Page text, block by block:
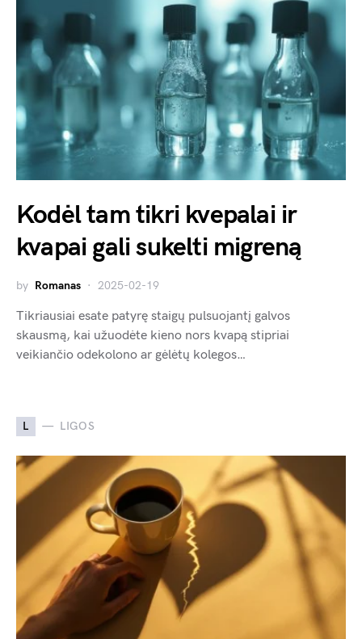
Kodėl tam tikri kvepalai ir
kvapai gali sukelti migreną
by Romanas 2025-02-19
Tikriausiai esate patyrę staigų pulsuojantį galvos
skausmą, kai užuodėte kieno nors kvapą stipriai
veikiančio odekolono ar gėlėtų kolegos…
L LIGOS